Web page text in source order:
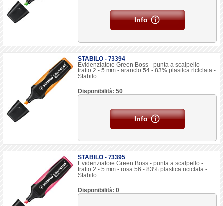
Info
STABILO - 73394
Evidenziatore Green Boss - punta a scalpello -
tratto 2 - 5 mm - arancio 54 - 83% plastica riciclata -
Stabilo
Disponibilità: 50
Info
STABILO - 73395
Evidenziatore Green Boss - punta a scalpello -
tratto 2 - 5 mm - rosa 56 - 83% plastica riciclata -
Stabilo
Disponibilità: 0